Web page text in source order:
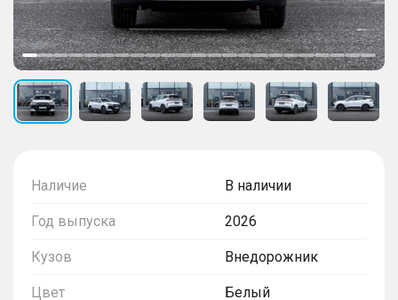
Наличие В наличии
Год выпуска 2026
Кузов Внедорожник
Цвет Белый